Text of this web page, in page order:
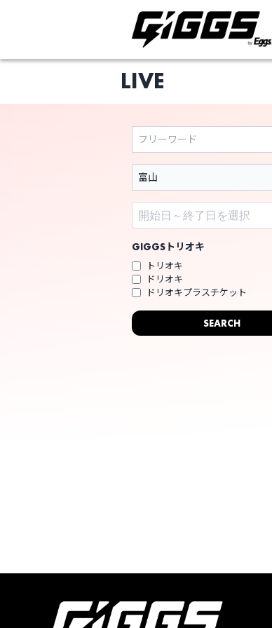
ライブ体験をも
LIVE
GIGGSトリオキ
トリオキ
ドリオキ
ドリオキプラスチケット
SEARCH